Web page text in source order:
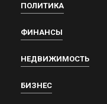
ПОЛИТИКА
ФИНАНСЫ
НЕДВИЖИМОСТЬ
БИЗНЕС